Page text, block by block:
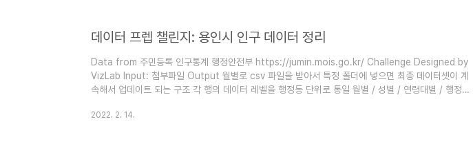
데이터 프렙 챌린지: 용인시 인구 데이터 정리
Data from 주민등록 인구통계 행정안전부 https://jumin.mois.go.kr/ Challenge Designed by
VizLab Input: 첨부파일 Output 월별로 csv 파일을 받아서 특정 폴더에 넣으면 최종 데이터셋이 계
속해서 업데이트 되는 구조 각 행의 데이터 레벨을 행정동 단위로 통일 월별 / 성별 / 연령대별 / 행정동
벨을 성별 / 연령대별로 통일 (총인구수 등의 상위 개념 제거)* 행정구역 정리 + 행정동 단위로 통일 (경
2022. 2. 14.